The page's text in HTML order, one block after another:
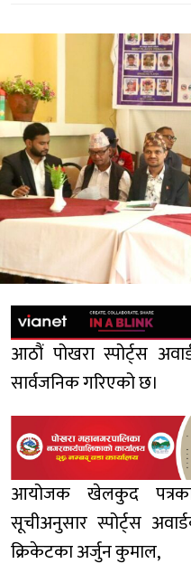
आठौं पोखरा स्पोर्ट्स
सार्वजनिक गरिएको छ।
आयोजक खेलकुद
सूचीअनुसार स्पोर्ट्स
क्रिकेटका अर्जुन कुमाल,